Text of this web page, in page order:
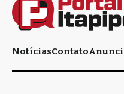
NotíciasContato